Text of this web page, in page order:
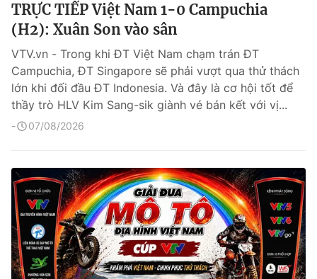
TRỰC TIẾP Việt Nam 1-0 Campuchia
(H2): Xuân Son vào sân
VTV.vn - Trong khi ĐT Việt Nam chạm trán ĐT
Campuchia, ĐT Singapore sẽ phải vượt qua thử thách
lớn khi đối đầu ĐT Indonesia. Và đây là cơ hội tốt để
thầy trò HLV Kim Sang-sik giành vé bán kết với vị...
07/08/2026